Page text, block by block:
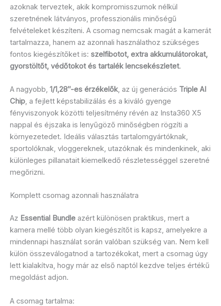
azoknak terveztek, akik kompromisszumok nélkül
szeretnének látványos, professzionális minőségű
felvételeket készíteni. A csomag nemcsak magát a kamerát
tartalmazza, hanem az azonnali használathoz szükséges
fontos kiegészítőket is: szelfibotot, extra akkumulátorokat,
gyorstöltőt, védőtokot és tartalék lencsekészletet.
A nagyobb, 1/1,28″-es érzékelők, az új generációs Triple AI
Chip, a fejlett képstabilizálás és a kiváló gyenge
fényviszonyok közötti teljesítmény révén az Insta360 X5
nappal és éjszaka is lenyűgöző minőségben rögzíti a
környezetedet. Ideális választás tartalomgyártóknak,
sportolóknak, vloggereknek, utazóknak és mindenkinek, aki
különleges pillanatait kiemelkedő részletességgel szeretné
megőrizni.
Komplett csomag azonnali használatra
Az Essential Bundle azért különösen praktikus, mert a
kamera mellé több olyan kiegészítőt is kapsz, amelyekre a
mindennapi használat során valóban szükség van. Nem kell
külön összeválogatnod a tartozékokat, mert a csomag úgy
lett kialakítva, hogy már az első naptól kezdve teljes értékű
megoldást adjon.
A csomag tartalma: